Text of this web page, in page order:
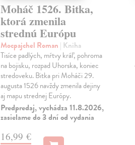
Moháč 1526. Bitka,
ktorá zmenila
strednú Európu
Mocpajchel Roman | Kniha
Tisíce padlých, mŕtvy kráľ, pohroma
na bojisku, rozpad Uhorska, koniec
stredoveku. Bitka pri Moháči 29.
augusta 1526 navždy zmenila dejiny
aj mapu strednej Európy.
Predpredaj, vychádza 11.8.2026,
zasielame do 3 dní od vydania
16,99 €